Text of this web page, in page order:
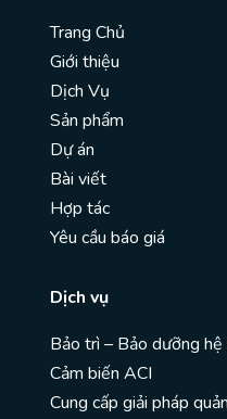
Trang Chủ
Giới thiệu
Dịch Vụ
Sản phẩm
Dự án
Bài viết
Hợp tác
Yêu cầu báo giá
Dịch vụ
Bảo trì – Bảo dưỡng
Cảm biến ACI
Cung cấp giải pháp